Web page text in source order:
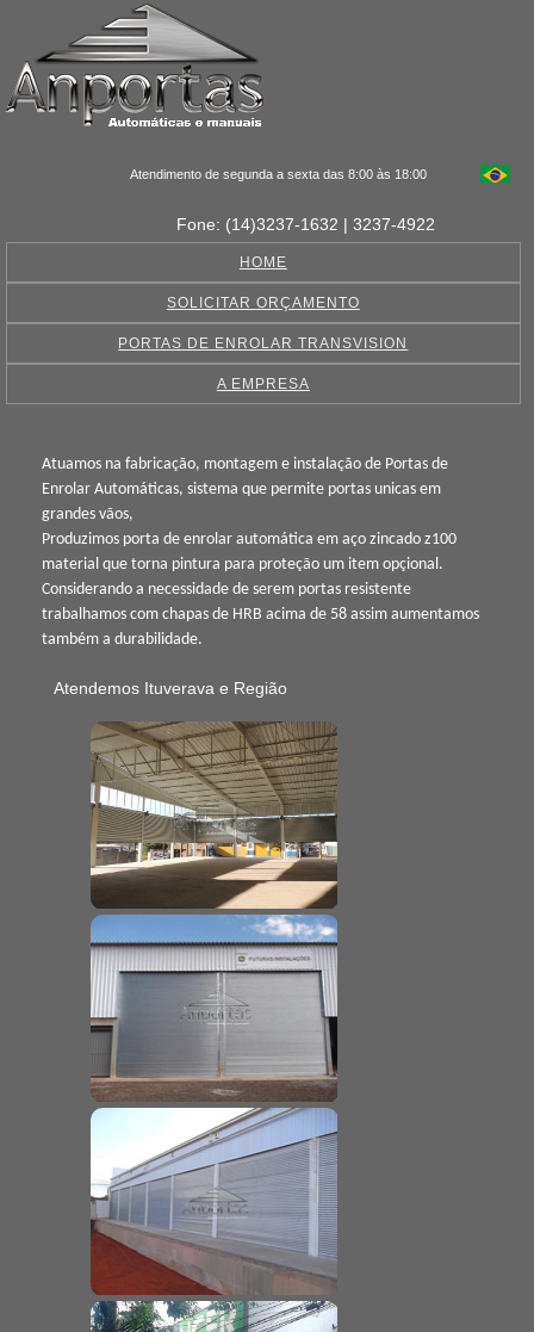
Atendimento de segunda a sexta das 8:00 às 18:00
Fone: (14)3237-1632 | 3237-4922
HOME
SOLICITAR ORÇAMENTO
PORTAS DE ENROLAR TRANSVISION
A EMPRESA
Atuamos na fabricação, montagem e instalação de Portas de
Enrolar Automáticas, sistema que permite portas unicas em
grandes vãos,
Produzimos porta de enrolar automática em aço zincado z100
material que torna pintura para proteção um item opçional.
Considerando a necessidade de serem portas resistente
trabalhamos com chapas de HRB acima de 58 assim aumentamos
também a durabilidade.
Atendemos Ituverava e Região